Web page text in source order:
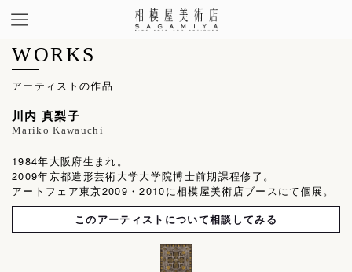
WORKS
アーティストの作品
川内 真梨子
Mariko Kawauchi
1984年大阪府生まれ。
2009年京都造形芸術大学大学院博士前期課程修了。
アートフェア東京2009・2010に相模屋美術店ブースにて個展。
このアーティストについて相談してみる